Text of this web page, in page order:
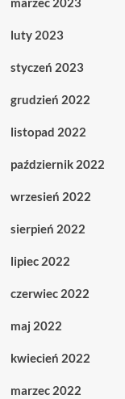
luty 2023
styczeń 2023
grudzień 2022
listopad 2022
październik 2022
wrzesień 2022
sierpień 2022
lipiec 2022
czerwiec 2022
maj 2022
kwiecień 2022
marzec 2022